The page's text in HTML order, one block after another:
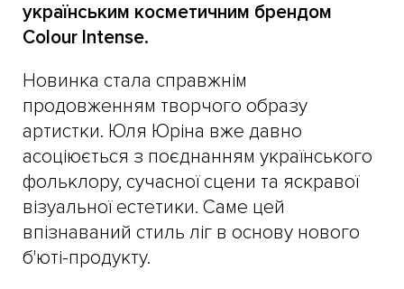
українським косметичним брендом
Colour Intense.
Новинка стала справжнім
продовженням творчого образу
артистки. Юля Юріна вже давно
асоціюється з поєднанням українського
фольклору, сучасної сцени та яскравої
візуальної естетики. Саме цей
впізнаваний стиль ліг в основу нового
б'юті-продукту.